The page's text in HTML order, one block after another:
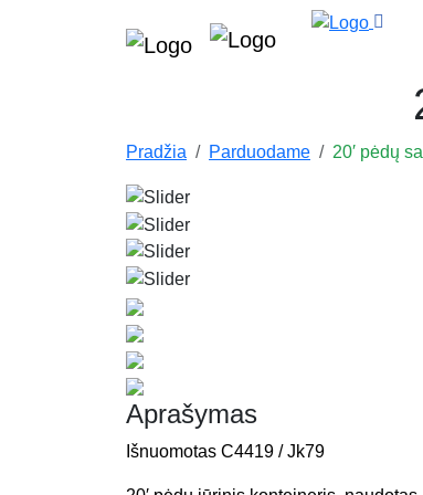
Pradžia Parduodame 20′ pėdų
Aprašymas
Išnuomotas C4419 / Jk79